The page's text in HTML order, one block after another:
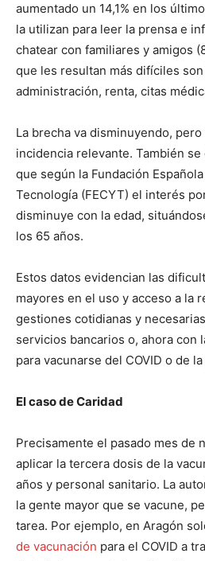
aumentado un 14,1% en los
la utilizan para leer la prensa e
chatear con familiares y amigos
que les resultan más difíciles
administración, renta, citas
La brecha va disminuyendo,
incidencia relevante. También
que según la Fundación
Tecnología (FECYT) el interés
disminuye con la edad,
los 65 años.
Estos datos evidencian las
mayores en el uso y acceso a la
gestiones cotidianas y
servicios bancarios o, ahora con
para vacunarse del COVID o de
El caso de Caridad
Precisamente el pasado mes de
aplicar la tercera dosis de la
años y personal sanitario. La
la gente mayor que se vacune,
tarea. Por ejemplo, en Aragón
de vacunación para el COVID a